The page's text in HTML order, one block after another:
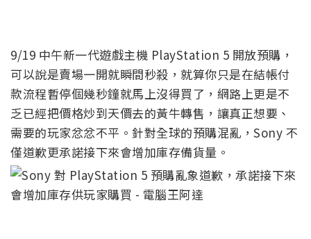
9/19 中午新一代遊戲主機 PlayStation 5 開放預購，
可以說是賣場一開就瞬間秒殺，就算你只是在結帳付
款流程暫停個幾秒鐘就馬上沒得買了，網路上更是不
乏已經把價格炒到天價去的黃牛轉售，讓真正想要、
需要的玩家忿忿不平。針對全球的預購混亂，Sony 不
僅道歉更承諾接下來會增加庫存備貨量。